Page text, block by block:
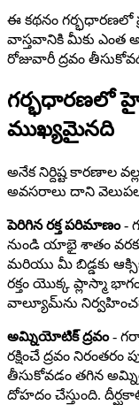
ఈ కథనం గర్భధారణలో
వాస్తవానికి మీకు
రోజువారీ ద్రవం
గర్భధారణలో
ముఖ్యమైనది
అనేక నిర్దిష్ట కారణాల
అవసరాలు దాని
పెరిగిన రక్త పరిమాణం-
నుండి యాభై శాతం వరకు
మరియు మీ బిడ్డకు
రక్తం యొక్క ప్లాస్మా
వాల్యూమ్‌ను
అమ్నియోటిక్ ద్రవం-
రక్షించే ద్రవం నిరంతరం
తీసుకోవడం తగిన
దోహదం చేస్తుంది.